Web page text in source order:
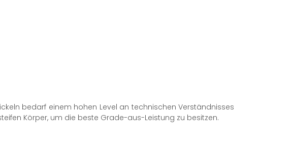
bedarf einem hohen Level an technischen Verständnisses
Körper, um die beste Grade-aus-Leistung zu besitzen.